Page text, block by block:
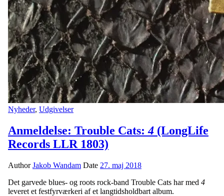
Nyheder, Udgivelser
Anmeldelse: Trouble Cats:4 (LongLife
Records LLR 1803)
AuthorJakob Wandam Date 27. maj 2018
Det garvede blues- og roots rock-band Trouble Cats har med 4
leveret et festfyrværkeri af et langtidsholdbart album.